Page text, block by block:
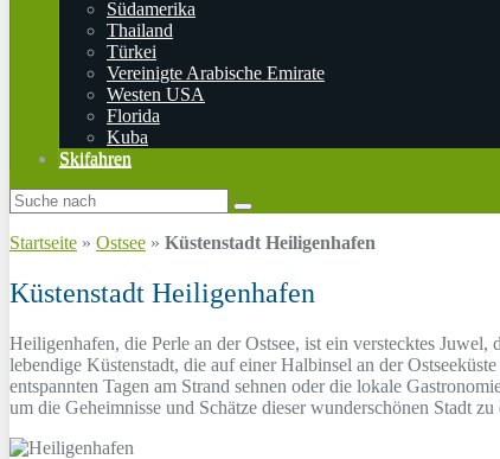
Südamerika
Thailand
Türkei
Vereinigte Arabische Emirate
Westen USA
Florida
Kuba
Skifahren
Startseite » Ostsee » Küstenstadt Heiligenhafen
Küstenstadt Heiligenhafen
Heiligenhafen, die Perle an der Ostsee, ist ein verstecktes
lebendige Küstenstadt, die auf einer Halbinsel an der
entspannten Tagen am Strand sehnen oder die lokale
um die Geheimnisse und Schätze dieser wunderschönen Stadt zu